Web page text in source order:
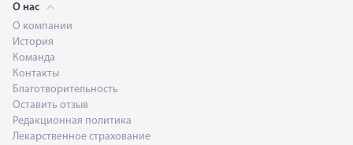
О нас
О компании
История
Команда
Контакты
Благотворительность
Оставить отзыв
Редакционная политика
Лекарственное страхование